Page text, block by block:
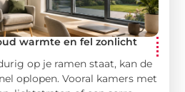
warmte en fel zonlicht
op je ramen staat, kan de
oplopen. Vooral kamers met